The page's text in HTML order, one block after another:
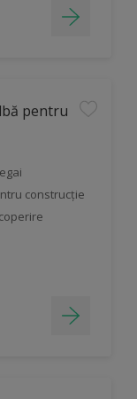
pentru
construcție